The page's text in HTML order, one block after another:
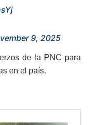
9, 2025
de la PNC para
en el país.